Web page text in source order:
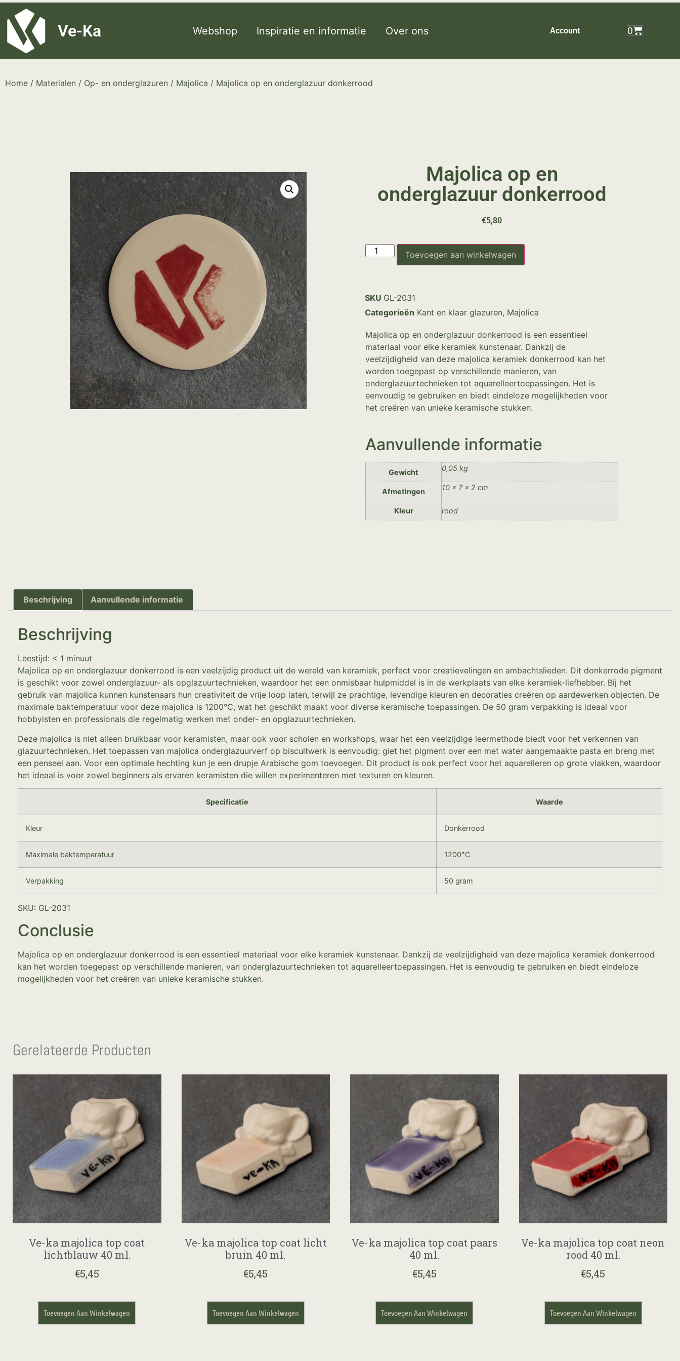
G-8P7N3X5BJ9
Ve-Ka Webshop Inspiratie en informatie Over ons Account 0
Home / Materialen / Op- en onderglazuren / Majolica / Majolica op en onderglazuur donkerrood
Majolica op en
onderglazuur donkerrood
€5,80
Toevoegen aan winkelwagen
SKU GL-2031
Categorieën Kant en klaar glazuren, Majolica
Majolica op en onderglazuur donkerrood is een essentieel
materiaal voor elke keramiek kunstenaar. Dankzij de
veelzijdigheid van deze majolica keramiek donkerrood kan het
worden toegepast op verschillende manieren, van
onderglazuurtechnieken tot aquarelleertoepassingen. Het is
eenvoudig te gebruiken en biedt eindeloze mogelijkheden voor
het creëren van unieke keramische stukken.
Aanvullende informatie
Gewicht 0,05 kg
Afmetingen 10 × 7 × 2 cm
Kleur rood
Beschrijving Aanvullende informatie
Beschrijving
Leestijd: < 1 minuut
Majolica op en onderglazuur donkerrood is een veelzijdig product uit de wereld van keramiek, perfect voor creatievelingen en ambachtslieden. Dit donkerrode pigment
is geschikt voor zowel onderglazuur- als opglazuurtechnieken, waardoor het een onmisbaar hulpmiddel is in de werkplaats van elke keramiek-liefhebber. Bij het
gebruik van majolica kunnen kunstenaars hun creativiteit de vrije loop laten, terwijl ze prachtige, levendige kleuren en decoraties creëren op aardewerken objecten. De
maximale baktemperatuur voor deze majolica is 1200°C, wat het geschikt maakt voor diverse keramische toepassingen. De 50 gram verpakking is ideaal voor
hobbyisten en professionals die regelmatig werken met onder- en opglazuurtechnieken.
Deze majolica is niet alleen bruikbaar voor keramisten, maar ook voor scholen en workshops, waar het een veelzijdige leermethode biedt voor het verkennen van
glazuurtechnieken. Het toepassen van majolica onderglazuurverf op biscuitwerk is eenvoudig: giet het pigment over een met water aangemaakte pasta en breng met
een penseel aan. Voor een optimale hechting kun je een drupje Arabische gom toevoegen. Dit product is ook perfect voor het aquarelleren op grote vlakken, waardoor
het ideaal is voor zowel beginners als ervaren keramisten die willen experimenteren met texturen en kleuren.
Specificatie Waarde
Kleur Donkerrood
Maximale baktemperatuur 1200°C
Verpakking 50 gram
SKU: GL-2031
Conclusie
Majolica op en onderglazuur donkerrood is een essentieel materiaal voor elke keramiek kunstenaar. Dankzij de veelzijdigheid van deze majolica keramiek donkerrood
kan het worden toegepast op verschillende manieren, van onderglazuurtechnieken tot aquarelleertoepassingen. Het is eenvoudig te gebruiken en biedt eindeloze
mogelijkheden voor het creëren van unieke keramische stukken.
Gerelateerde Producten
Ve-ka majolica top coat
lichtblauw 40 ml.
€5,45
Toevoegen Aan Winkelwagen
Ve-ka majolica top coat licht
bruin 40 ml.
€5,45
Toevoegen Aan Winkelwagen
Ve-ka majolica top coat paars
40 ml.
€5,45
Toevoegen Aan Winkelwagen
Ve-ka majolica top coat neon
rood 40 ml.
€5,45
Toevoegen Aan Winkelwagen